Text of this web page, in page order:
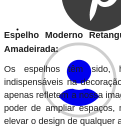
Espelho Moderno
Amadeirada:
Os espelhos têm sido,
indispensáveis na
apenas refletem a nossa
poder de ampliar espaços,
elevar o design de qualquer